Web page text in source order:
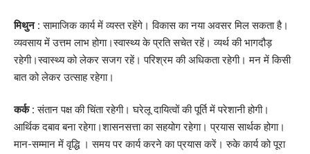
मिथुन :सामाजिक कार्य में व्यस्त रहेंगे। विकास का नया अवसर मिल सकता है।
व्यवसाय में उत्तम लाभ होगा।स्वास्थ्य के प्रति सचेत रहें। व्यर्थ की भागदौड़
रहेगी।स्वास्थ्य को लेकर सजग रहें। परिश्रम की अधिकता रहेगी। मन में किसी
बात को लेकर उत्साह रहेगा।
कर्क :संतान पक्ष की चिंता रहेगी। घरेलू दायित्वों की पूर्ति में परेशानी होगी।
आर्थिक दबाव बना रहेगा।शासनसत्ता का सहयोग रहेगा। प्रयास सार्थक होगा।
मान-सम्मान में वृद्धि । समय पर कार्य करने का प्रयास करें। रुके कार्य को पूरा